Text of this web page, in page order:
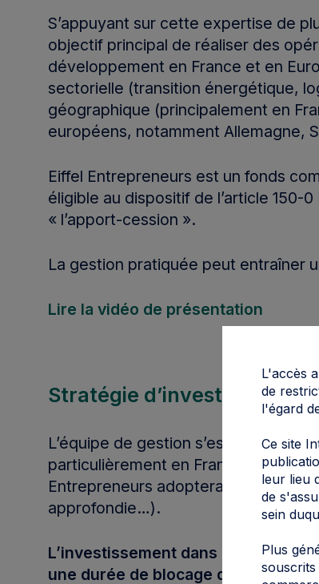
L'accès
de
l'égard
Ce site
leur lieu
de
sein
Plus
souscrits
S’appuyant sur cette expertise de
objectif principal de réaliser des
développement en France et en
sectorielle (transition énergétique,
géographique (principalement en
européens, notamment Allemagne,
Eiffel Entrepreneurs est un fonds
éligible au dispositif de l’article 150-
« l’apport-cession ».
La gestion pratiquée peut entraîner
Lire la vidéo de présentation
Stratégie d’investissement
L’équipe de gestion s’est
particulièrement en France, en
Entrepreneurs adoptera une
approfondie…).
L’investissement dans le fonds
une durée de blocage de 7 à 10 ans.